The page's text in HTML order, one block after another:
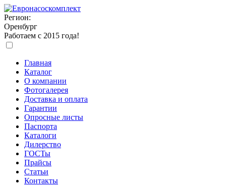
Регион:
Оренбург
Работаем с 2015 года!
Главная
Каталог
О компании
Фотогалерея
Доставка и оплата
Гарантии
Опросные листы
Паспорта
Каталоги
Дилерство
ГОСТы
Прайсы
Статьи
Контакты